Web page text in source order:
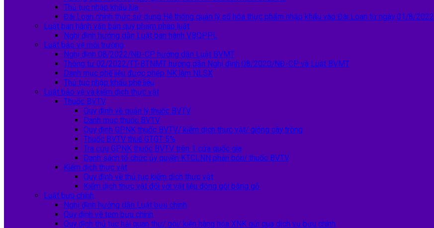
Thủ tục nhập khẩu lúa
Đài Loan chính thức sử dụng Hệ thống quản lý số hóa thực phẩm nhập khẩu vào Đài Loan từ ngày 01/8/2022
Luật ban hành văn bản quy phạm pháp luật
Nghị định hướng dẫn Luật ban hành VBQPPL
Luật bảo vệ môi trường
Nghị định 08/2022/NĐ-CP hướng dẫn Luật BVMT
Thông tư 02/2022/TT-BTNMT hướng dẫn Nghị định 08/2020/NĐ-CP và Luật BVMT
Danh mục phế liệu được phép NK làm NLSX
Thủ tục nhập khẩu phế liệu
Luật bảo vệ và kiểm dịch thực vật
Thuốc BVTV
Quy định về quản lý thuốc BVTV
Danh mục thuốc BVTV
Quy định GPNK thuốc BVTV/ kiểm dịch thực vật/ giống cây trồng
Thuốc BVTV thuế GTGT 5%
Tra cứu GPNK thuốc BVTV trên 1 cửa quốc gia
Danh sách tổ chức ủy quyền KTCLNN phân bón/ thuốc BVTV
Kiểm dịch thực vật
Quy định về thủ tục kiểm dịch thực vật
Kiểm dịch thực vật đối với vật liệu đóng gói bằng gỗ
Luật bưu chính
Nghị định hướng dẫn Luật bưu chính
Quy định về tem bưu chính
Quy định thủ tục hải quan thư/ gói/ kiện hàng hóa XNK gửi qua dịch vụ bưu chính